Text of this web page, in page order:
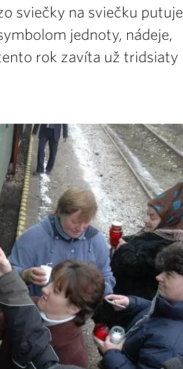
sviečky na sviečku putuje
jednoty, nádeje,
rok zavíta už tridsiaty